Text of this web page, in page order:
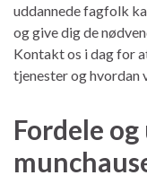
uddannede fagfolk
og give dig de
Kontakt os i dag for
tjenester og hvordan
Fordele